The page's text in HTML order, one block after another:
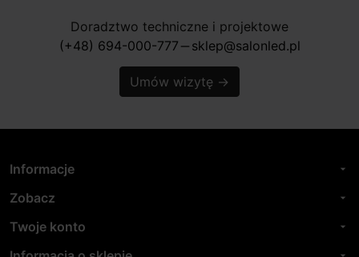
Doradztwo techniczne i projektowe
(+48) 694-000-777 horizontal_rule sklep@salonled.pl
Umów wizytę →
Informacje arrow_drop_down
Zobacz arrow_drop_down
Twoje konto arrow_drop_down